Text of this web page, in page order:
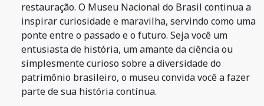
restauração. O Museu Nacional do Brasil continua a
inspirar curiosidade e maravilha, servindo como uma
ponte entre o passado e o futuro. Seja você um
entusiasta de história, um amante da ciência ou
simplesmente curioso sobre a diversidade do
patrimônio brasileiro, o museu convida você a fazer
parte de sua história contínua.